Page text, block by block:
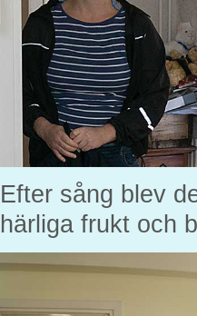
Efter sång blev
härliga frukt och